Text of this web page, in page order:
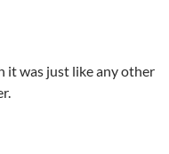
it was just like any other